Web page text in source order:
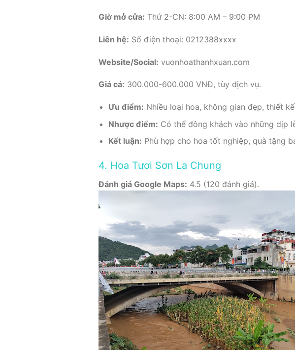
Giờ mở cửa: Thứ 2-CN: 8:00 AM – 9:00 PM
Liên hệ: Số điện thoại: 0212388xxxx
Website/Social: vuonhoathanhxuan.com
Giá cả: 300.000-600.000 VNĐ, tùy dịch vụ.
Ưu điểm: Nhiều loại hoa, không gian đẹp, thiết
Nhược điểm: Có thể đông khách vào những dịp
Kết luận: Phù hợp cho hoa tốt nghiệp, quà tặng
4. Hoa Tươi Sơn La Chung
Đánh giá Google Maps: 4.5 (120 đánh giá).